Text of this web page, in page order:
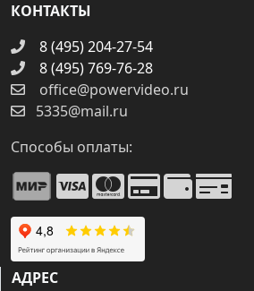
КОНТАКТЫ
8 (495) 204-27-54
8 (495) 769-76-28
office@powervideo.ru
5335@mail.ru
Способы оплаты:
АДРЕС